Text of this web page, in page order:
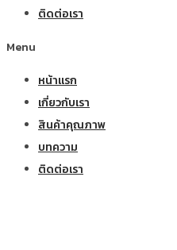
ติดต่อเรา
Menu
หน้าแรก
เกี่ยวกับเรา
สินค้าคุณภาพ
บทความ
ติดต่อเรา